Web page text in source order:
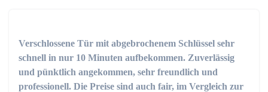
Verschlossene Tür mit abgebrochenem Schlüssel sehr
schnell in nur 10 Minuten aufbekommen. Zuverlässig
und pünktlich angekommen, sehr freundlich und
professionell. Die Preise sind auch fair, im Vergleich zur